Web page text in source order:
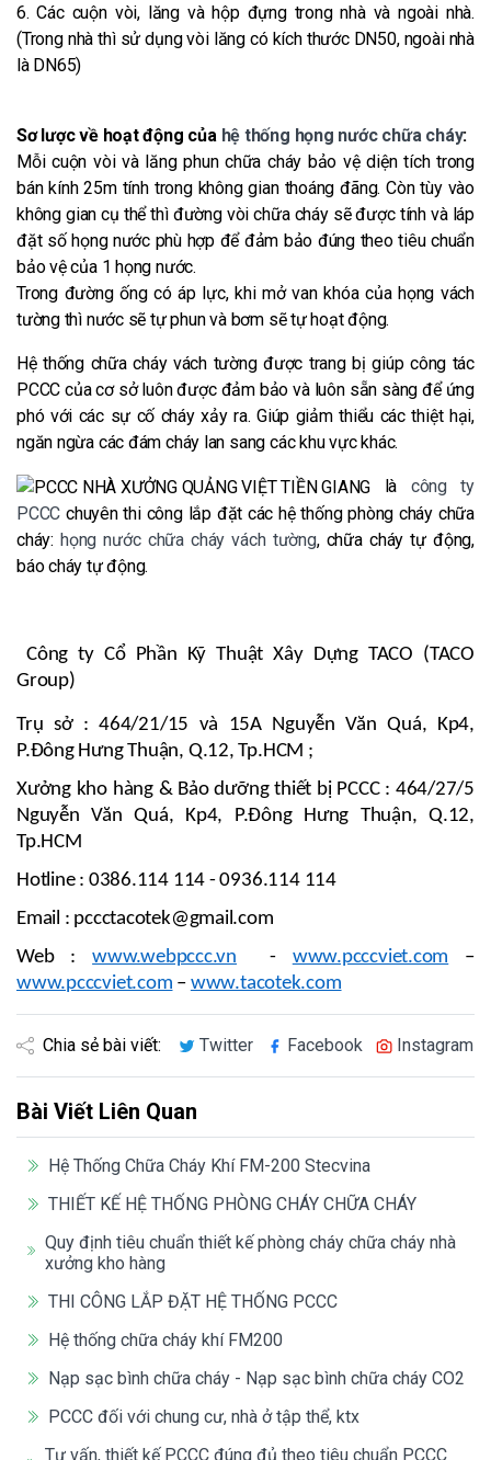
6. Các cuộn vòi, lăng và hộp đựng trong nhà và ngoài nhà.
(Trong nhà thì sử dụng vòi lăng có kích thước DN50, ngoài nhà
là DN65)
Sơ lược về hoạt động của hệ thống họng nước chữa cháy:
Mỗi cuộn vòi và lăng phun chữa cháy bảo vệ diện tích trong
bán kính 25m tính trong không gian thoáng đãng. Còn tùy vào
không gian cụ thể thì đường vòi chữa cháy sẽ được tính và láp
đặt số họng nước phù hợp để đảm bảo đúng theo tiêu chuẩn
bảo vệ của 1 họng nước.
Trong đường ống có áp lực, khi mở van khóa của họng vách
tường thì nước sẽ tự phun và bơm sẽ tự hoạt động.
Hệ thống chữa cháy vách tường được trang bị giúp công tác
PCCC của cơ sở luôn được đảm bảo và luôn sẵn sàng để ứng
phó với các sự cố cháy xảy ra. Giúp giảm thiểu các thiệt hại,
ngăn ngừa các đám cháy lan sang các khu vực khác.
là công ty
PCCC chuyên thi công lắp đặt các hệ thống phòng cháy chữa
cháy:họng nước chữa cháy vách tường, chữa cháy tự động,
báo cháy tự động.
Công ty Cổ Phần Kỹ Thuật Xây Dựng TACO (TACO
Group)
Trụ sở : 464/21/15 và 15A Nguyễn Văn Quá, Kp4,
P.Đông Hưng Thuận, Q.12, Tp.HCM ;
Xưởng kho hàng & Bảo dưỡng thiết bị PCCC : 464/27/5
Nguyễn Văn Quá, Kp4, P.Đông Hưng Thuận, Q.12,
Tp.HCM
Hotline : 0386.114 114 - 0936.114 114
Email : pccctacotek@gmail.com
Web :www.webpccc.vn - www.pcccviet.com –
www.pcccviet.com – www.tacotek.com
Chia sẻ bài viết: Twitter Facebook Instagram
Bài Viết Liên Quan
Hệ Thống Chữa Cháy Khí FM-200 Stecvina
THIẾT KẾ HỆ THỐNG PHÒNG CHÁY CHỮA CHÁY
Quy định tiêu chuẩn thiết kế phòng cháy chữa cháy nhà
xưởng kho hàng
THI CÔNG LẮP ĐẶT HỆ THỐNG PCCC
Hệ thống chữa cháy khí FM200
Nạp sạc bình chữa cháy - Nạp sạc bình chữa cháy CO2
PCCC đối với chung cư, nhà ở tập thể, ktx
Tư vấn, thiết kế PCCC đúng đủ theo tiêu chuẩn PCCC